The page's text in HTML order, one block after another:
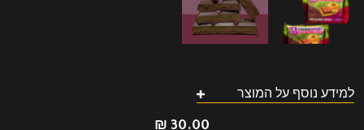
למידע נוסף על המוצר
₪ 30.00